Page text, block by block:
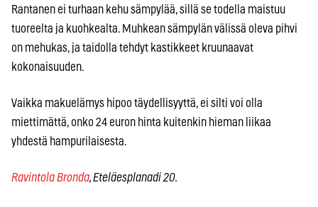
Rantanen ei turhaan kehu sämpylää, sillä se todella maistuu
tuoreelta ja kuohkealta. Muhkean sämpylän välissä oleva pihvi
on mehukas, ja taidolla tehdyt kastikkeet kruunaavat
kokonaisuuden.
Vaikka makuelämys hipoo täydellisyyttä, ei silti voi olla
miettimättä, onko 24 euron hinta kuitenkin hieman liikaa
yhdestä hampurilaisesta.
Ravintola Bronda, Eteläesplanadi 20.